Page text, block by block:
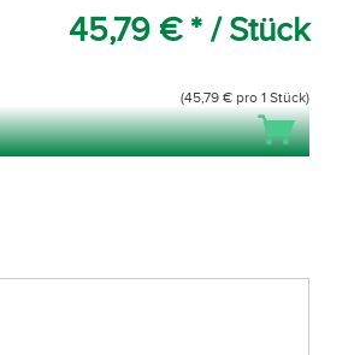
45,79 € * / Stück
(45,79 € pro 1 Stück)